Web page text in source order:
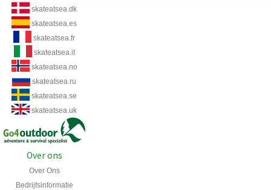
skateatsea.dk
skateatsea.es
skateatsea.fr
skateatsea.it
skateatsea.no
skateatsea.ru
skateatsea.se
skateatsea.uk
Over ons
Over Ons
Bedrijfsinformatie